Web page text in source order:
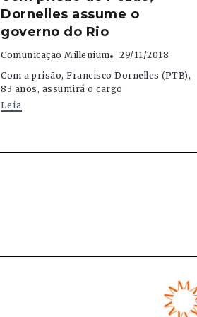
Dornelles assume o
governo do Rio
Comunicação Millenium
29/11/2018
Com a prisão, Francisco Dornelles (PTB),
83 anos, assumirá o cargo
Leia